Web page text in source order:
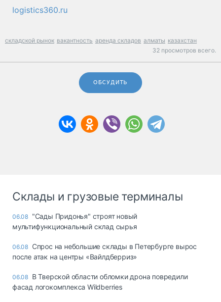
logistics360.ru
складской рынок вакантность аренда складов алматы казахстан
32 просмотров всего.
ОБСУДИТЬ
Склады и грузовые терминалы
06.08 "Сады Придонья" строят новый
мультифункциональный склад сырья
06.08 Спрос на небольшие склады в Петербурге вырос
после атак на центры «Вайлдберриз»
06.08 В Тверской области обломки дрона повредили
фасад логокомплекса Wildberries